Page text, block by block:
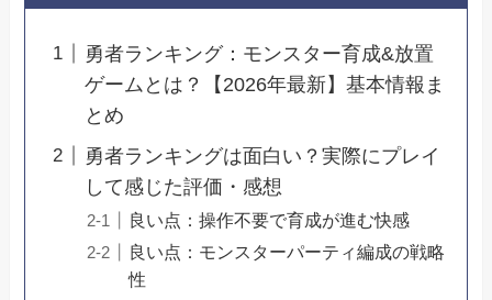
勇者ランキング：モンスター育成&放置
ゲームとは？【2026年最新】基本情報ま
とめ
勇者ランキングは面白い？実際にプレイ
して感じた評価・感想
良い点：操作不要で育成が進む快感
良い点：モンスターパーティ編成の戦略
性